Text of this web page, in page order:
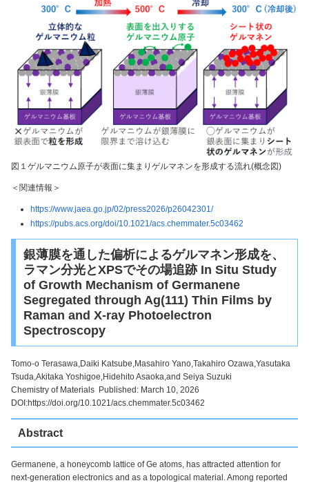
図１ゲルマニウム原子が表面に集まりゲルマネンを形成する流れ(概念図)
＜関連情報＞
https://www.jaea.go.jp/02/press2026/p26042301/
https://pubs.acs.org/doi/10.1021/acs.chemmater.5c03462
銀薄膜を通した偏析によるゲルマネン形成を、
ラマン分光とXPSでその場追跡 In Situ Study
of Growth Mechanism of Germanene
Segregated through Ag(111) Thin Films by
Raman and X-ray Photoelectron
Spectroscopy
Tomo-o Terasawa,Daiki Katsube,Masahiro Yano,Takahiro Ozawa,Yasutaka
Tsuda,Akitaka Yoshigoe,Hidehito Asaoka,and Seiya Suzuki
Chemistry of Materials Published: March 10, 2026
DOI:https://doi.org/10.1021/acs.chemmater.5c03462
Abstract
Germanene, a honeycomb lattice of Ge atoms, has attracted attention for
next-generation electronics and as a topological material. Among reported